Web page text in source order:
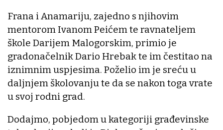
Frana i Anamariju, zajedno s njihovim
mentorom Ivanom Peićem te ravnateljem
škole Darijem Malogorskim, primio je
gradonačelnik Dario Hrebak te im čestitao na
iznimnim uspjesima. Poželio im je sreću u
daljnjem školovanju te da se nakon toga vrate
u svoj rodni grad.
Dodajmo, pobjedom u kategoriji građevinske